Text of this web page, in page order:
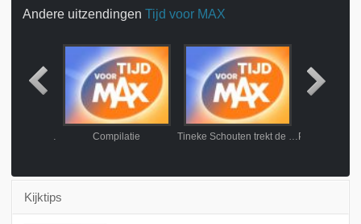
Andere uitzendingen Tijd voor MAX
Ben Cramer en Tess Merlot zingen Franstalig duet Compilatie Tineke Schouten trekt de stoute schoenen aan!
Kijktips